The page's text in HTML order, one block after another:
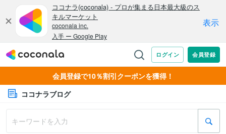
会員登録で10％割引クーポンを獲得！
ココナラブログ